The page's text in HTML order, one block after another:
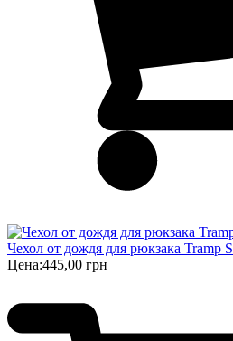
Чехол от дождя для рюкзака Tramp S
Цена:445,00 грн